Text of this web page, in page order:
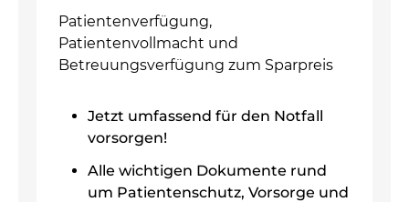
Patientenverfügung,
Patientenvollmacht und
Betreuungsverfügung zum Sparpreis
Jetzt umfassend für den Notfall
vorsorgen!
Alle wichtigen Dokumente rund
um Patientenschutz, Vorsorge und